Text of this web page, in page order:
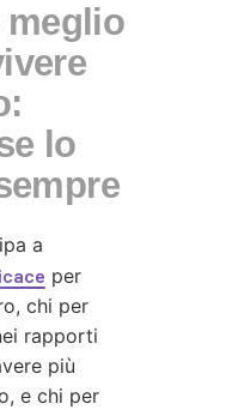
meglio
lo
a
per
chi per
rapporti
più
e chi per